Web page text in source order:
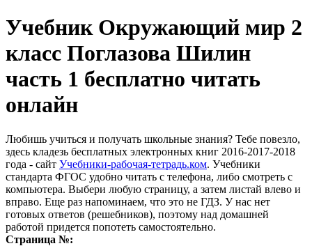
Учебник Окружающий мир 2
класс Поглазова Шилин
часть 1 бесплатно читать
онлайн
Любишь учиться и получать школьные знания? Тебе повезло,
здесь кладезь бесплатных электронных книг 2016-2017-2018
года - сайт Учебники-рабочая-тетрадь.ком. Учебники
стандарта ФГОС удобно читать с телефона, либо смотреть с
компьютера. Выбери любую страницу, а затем листай влево и
вправо. Еще раз напоминаем, что это не ГДЗ. У нас нет
готовых ответов (решебников), поэтому над домашней
работой придется попотеть самостоятельно.
Страница №: